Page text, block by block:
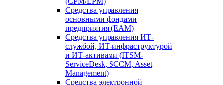
Средства управления
основными фондами
предприятия (EAM)
Средства управления ИТ-
службой, ИТ-инфраструктурой
и ИТ-активами (ITSM-
ServiceDesk, SCCM, Asset
Management)
Средства электронной